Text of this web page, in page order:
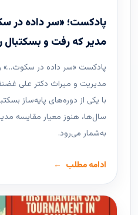
پادکست؛ «سر داده در
مدیر که رفت و بسکتبال
پادکست «سر داده در سکوت…»
مدیریت و میراث دکتر علی
با یکی از دوره‌های پایه‌ساز
سال‌ها، هنوز معیار مقایسه
به‌شمار می‌رود.
ادامه مطلب